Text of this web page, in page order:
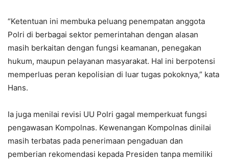
“Ketentuan ini membuka peluang penempatan anggota
Polri di berbagai sektor pemerintahan dengan alasan
masih berkaitan dengan fungsi keamanan, penegakan
hukum, maupun pelayanan masyarakat. Hal ini berpotensi
memperluas peran kepolisian di luar tugas pokoknya,” kata
Hans.
Ia juga menilai revisi UU Polri gagal memperkuat fungsi
pengawasan Kompolnas. Kewenangan Kompolnas dinilai
masih terbatas pada penerimaan pengaduan dan
pemberian rekomendasi kepada Presiden tanpa memiliki